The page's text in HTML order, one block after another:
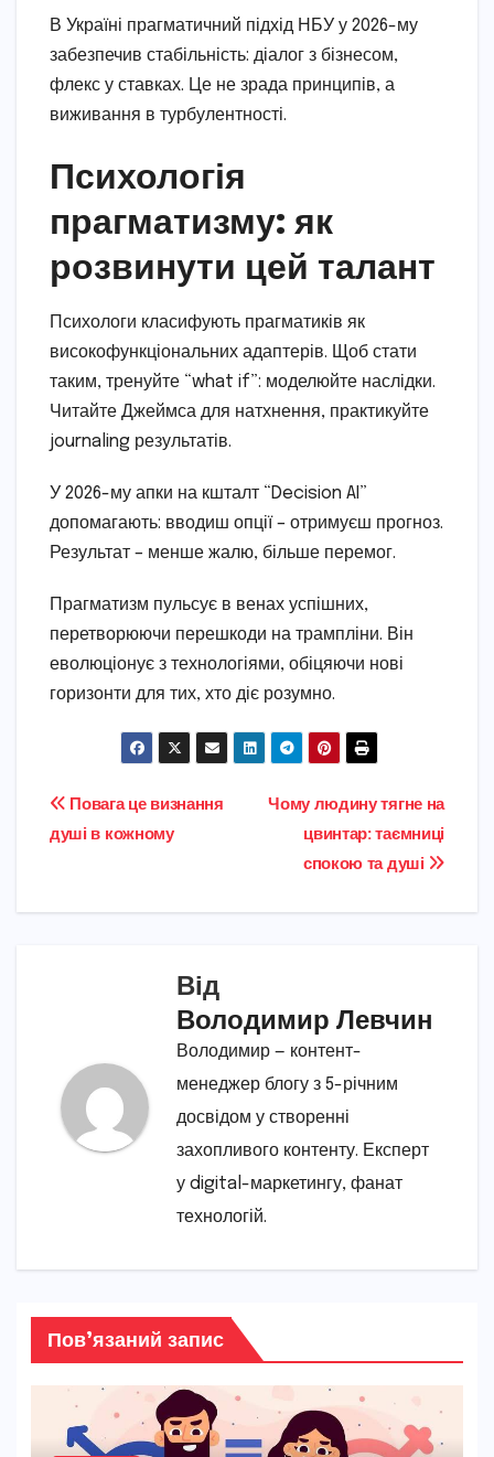
В Україні прагматичний підхід НБУ у 2026-му
забезпечив стабільність: діалог з бізнесом,
флекс у ставках. Це не зрада принципів, а
виживання в турбулентності.
Психологія
прагматизму: як
розвинути цей талант
Психологи класифують прагматиків як
високофункціональних адаптерів. Щоб стати
таким, тренуйте “what if”: моделюйте наслідки.
Читайте Джеймса для натхнення, практикуйте
journaling результатів.
У 2026-му апки на кшталт “Decision AI”
допомагають: вводиш опції – отримуєш прогноз.
Результат – менше жалю, більше перемог.
Прагматизм пульсує в венах успішних,
перетворюючи перешкоди на трампліни. Він
еволюціонує з технологіями, обіцяючи нові
горизонти для тих, хто діє розумно.
Навігація
записів
Чому людину тягне на
цвинтар: таємниці
спокою та душі
Повага це визнання
душі в кожному
Від
Володимир Левчин
Володимир — контент-
менеджер блогу з 5-річним
досвідом у створенні
захопливого контенту. Експерт
у digital-маркетингу, фанат
технологій.
Пов’язаний запис